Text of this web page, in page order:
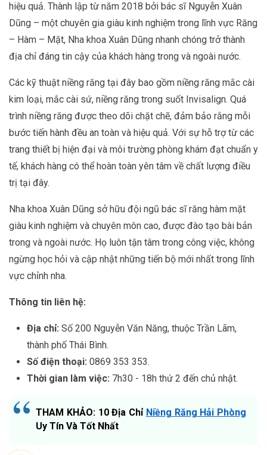
hiệu quả. Thành lập từ năm 2018 bởi bác sĩ Nguyễn Xuân
Dũng – một chuyên gia giàu kinh nghiệm trong lĩnh vực Răng
– Hàm – Mặt, Nha khoa Xuân Dũng nhanh chóng trở thành
địa chỉ đáng tin cậy của khách hàng trong và ngoài nước.
Các kỹ thuật niềng răng tại đây bao gồm niềng răng mắc cài
kim loại, mắc cài sứ, niềng răng trong suốt Invisalign. Quá
trình niềng răng được theo dõi chặt chẽ, đảm bảo rằng mỗi
bước tiến hành đều an toàn và hiệu quả. Với sự hỗ trợ từ các
trang thiết bị hiện đại và môi trường phòng khám đạt chuẩn y
tế, khách hàng có thể hoàn toàn yên tâm về chất lượng điều
trị tại đây.
Nha khoa Xuân Dũng sở hữu đội ngũ bác sĩ răng hàm mặt
giàu kinh nghiệm và chuyên môn cao, được đào tạo bài bản
trong và ngoài nước. Họ luôn tận tâm trong công việc, không
ngừng học hỏi và cập nhật những tiến bộ mới nhất trong lĩnh
vực chỉnh nha.
Thông tin liên hệ:
Địa chỉ: Số 200 Nguyễn Văn Năng, thuộc Trần Lãm,
thành phố Thái Bình.
Số điện thoại: 0869 353 353.
Thời gian làm việc: 7h30 - 18h thứ 2 đến chủ nhật.
THAM KHẢO: 10 Địa Chỉ Niềng Răng Hải Phòng
Uy Tín Và Tốt Nhất